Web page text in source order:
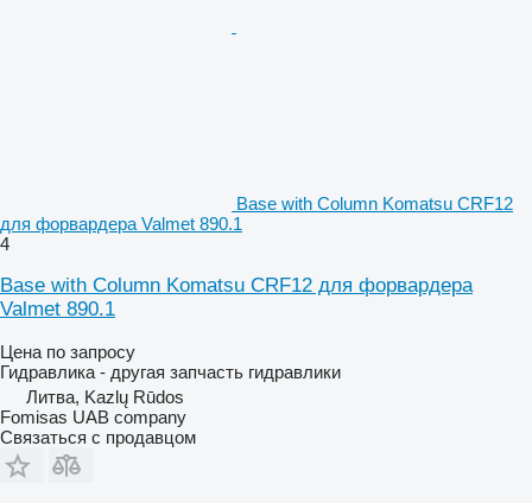
Base with Column Komatsu CRF12
для форвардера Valmet 890.1
4
Base with Column Komatsu CRF12 для форвардера
Valmet 890.1
Цена по запросу
Гидравлика - другая запчасть гидравлики
Литва, Kazlų Rūdos
Fomisas UAB company
Связаться с продавцом